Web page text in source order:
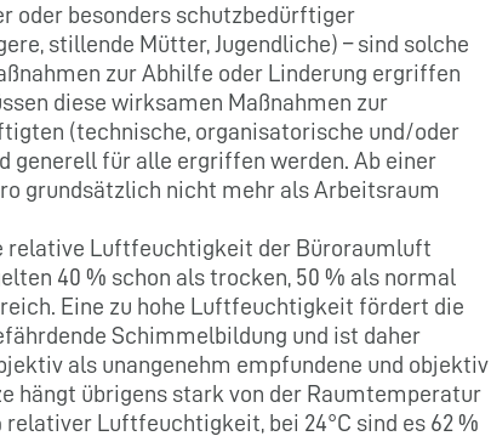
oder besonders schutzbedürftiger
stillende Mütter, Jugendliche) – sind solche
zur Abhilfe oder Linderung ergriffen
diese wirksamen Maßnahmen zur
(technische, organisatorische und/oder
generell für alle ergriffen werden. Ab einer
grundsätzlich nicht mehr als Arbeitsraum
relative Luftfeuchtigkeit der Büroraumluft
40 % schon als trocken, 50 % als normal
Eine zu hohe Luftfeuchtigkeit fördert die
Schimmelbildung und ist daher
als unangenehm empfundene und objektiv
hängt übrigens stark von der Raumtemperatur
relativer Luftfeuchtigkeit, bei 24°C sind es 62 %